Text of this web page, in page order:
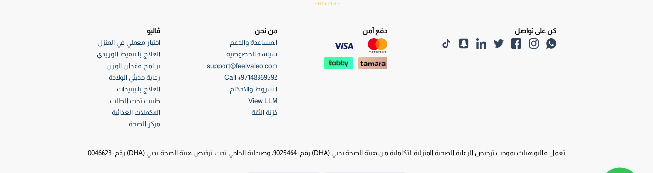
ڤاليو
اختبار معملي في المنزل
العلاج بالتنقيط الوريدي
برنامج فقدان الوزن
رعاية حديثي الولادة
العلاج بالببتيدات
طبيب تحت الطلب
المكملات الغذائية
مركز الصحة
من نحن
المساعدة والدعم
سياسة الخصوصية
support@feelvaleo.com
Call +97148369592
الشروط والأحكام
View LLM
خزنة الثقة
دفع آمن كن على تواصل
تعمل فاليو هيلث بموجب ترخيص الرعاية الصحية المنزلية التكاملية من هيئة الصحة بدبي (DHA) رقم: 9025464، وصيدلية الحاجي تحت ترخيص هيئة الصحة بدبي (DHA) رقم: 0046623